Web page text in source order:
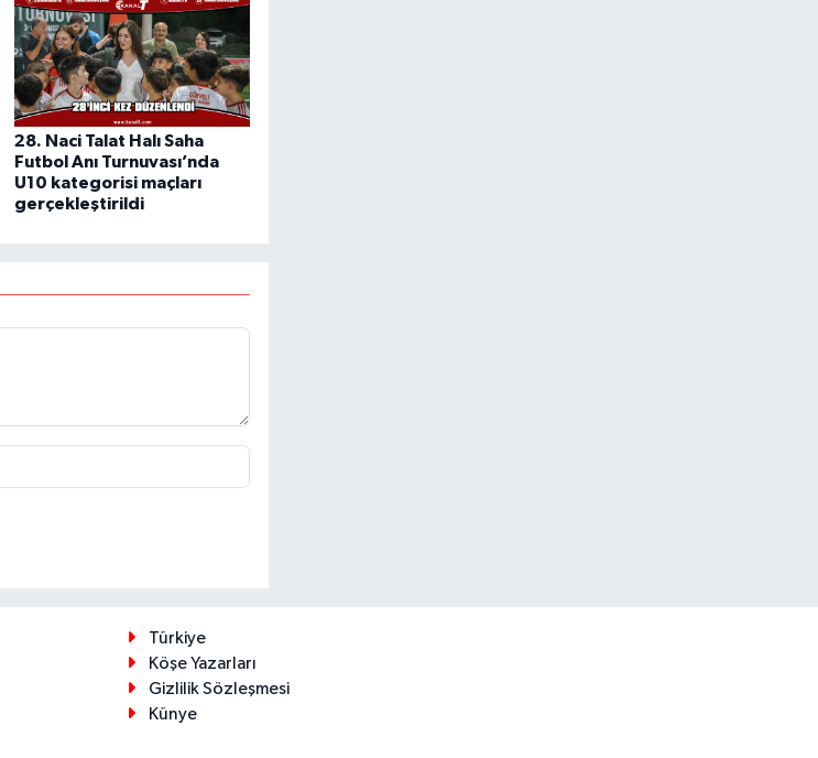
28. Naci Talat Halı Saha
Futbol Anı Turnuvası’nda
U10 kategorisi maçları
gerçekleştirildi
Türkiye
Köşe Yazarları
Gizlilik Sözleşmesi
Künye